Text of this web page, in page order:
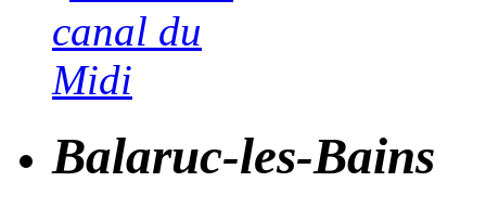
Balaruc-les-Bains